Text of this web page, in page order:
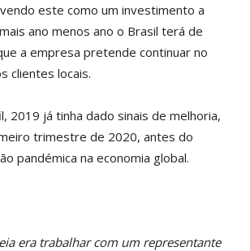
este como um investimento a
ano menos ano o Brasil terá de
a empresa pretende continuar no
clientes locais.
2019 já tinha dado sinais de melhoria,
trimestre de 2020, antes do
pandémica na economia global.
era trabalhar com um representante